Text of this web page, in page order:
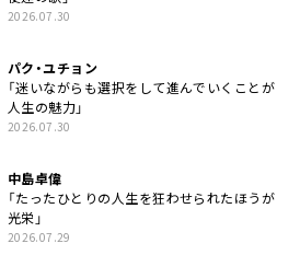
2026.07.30
パク・ユチョン
「迷いながらも選択をして進んでいくことが
人生の魅力」
2026.07.30
中島卓偉
「たったひとりの人生を狂わせられたほうが
光栄」
2026.07.29